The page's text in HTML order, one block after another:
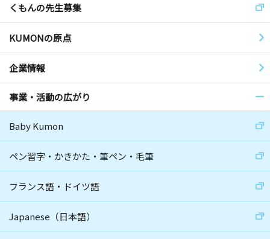
くもんの先生募集
KUMONの原点
企業情報
事業・活動の広がり
Baby Kumon
ペン習字・かきかた・筆ペン・毛筆
フランス語・ドイツ語
Japanese（日本語）